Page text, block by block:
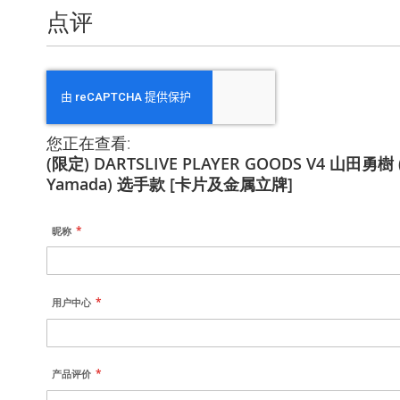
点评
您正在查看:
(限定) DARTSLIVE PLAYER GOODS V4 山田勇
Yamada) 选手款 [卡片及金属立牌]
昵称
用户中心
产品评价